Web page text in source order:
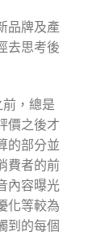
品牌及產
去思考後
，總是
價之後才
的部分並
費者的前
內容曝光
化等較為
到的每個